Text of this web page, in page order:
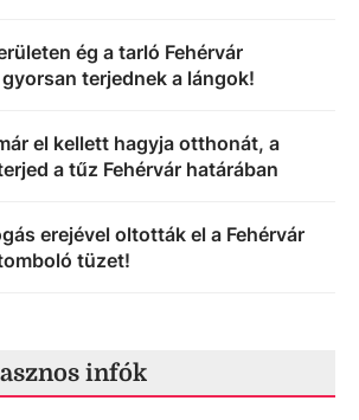
ég a tarló Fehérvár
terjednek a lángok!
el kellett hagyja otthonát, a
a tűz Fehérvár határában
erejével oltották el a Fehérvár
tüzet!
infók